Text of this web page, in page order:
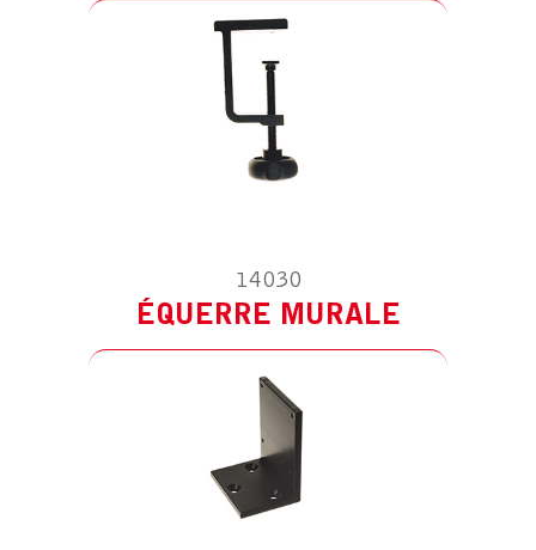
14030
ÉQUERRE MURALE
PIED ROULANT